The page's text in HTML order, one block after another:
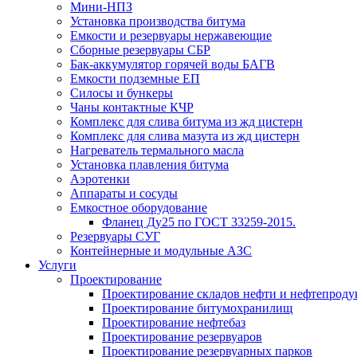
Мини-НПЗ
Установка производства битума
Емкости и резервуары нержавеющие
Сборные резервуары СБР
Бак-аккумулятор горячей воды БАГВ
Емкости подземные ЕП
Силосы и бункеры
Чаны контактные КЧР
Комплекс для слива битума из жд цистерн
Комплекс для слива мазута из жд цистерн
Нагреватель термального масла
Установка плавления битума
Аэротенки
Аппараты и сосуды
Емкостное оборудование
Фланец Ду25 по ГОСТ 33259-2015.
Резервуары СУГ
Контейнерные и модульные АЗС
Услуги
Проектирование
Проектирование складов нефти и
Проектирование битумохранилищ
Проектирование нефтебаз
Проектирование резервуаров
Проектирование резервуарных парков